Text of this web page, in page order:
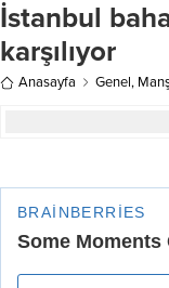
İstanbul
karşılıyor
Anasayfa Genel,